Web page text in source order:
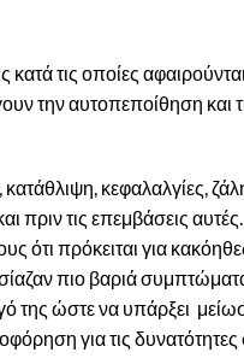
τις οποίες
την αυτοπεποίθηση
κεφαλαλγίες,
πριν τις επεμβάσεις
ότι πρόκειται για
πιο βαριά συμπτώματα
της ώστε να υπάρξει
για τις δυνατότητες